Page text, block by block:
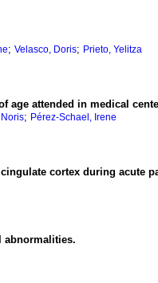
; Velasco, Doris; Prieto, Yelitza
attended in medical
; Pérez-Schael, Irene
cortex during acute
abnormalities.